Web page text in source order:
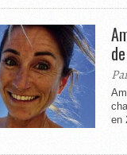
en